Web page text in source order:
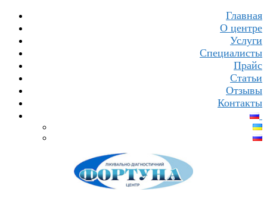
Главная
О центре
Услуги
Специалисты
Прайс
Статьи
Отзывы
Контакты